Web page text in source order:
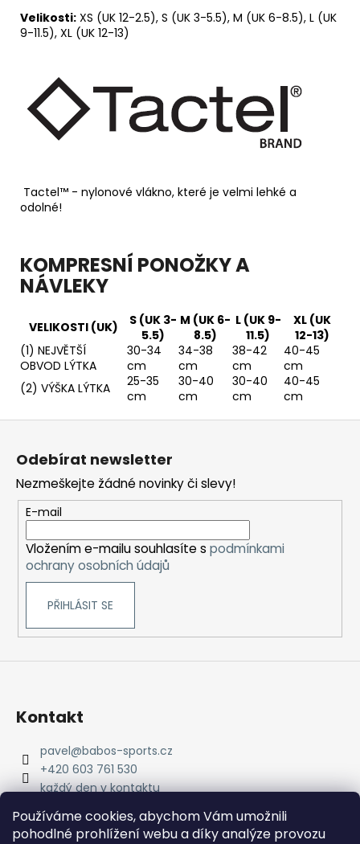
Používáme cookies, abychom Vám umožnili
pohodlné prohlížení webu a díky analýze provozu
Velikosti: XS (UK 12-2.5), S (UK 3-5.5), M (UK 6-8.5), L (UK
9-11.5), XL (UK 12-13)
Tactel™ - nylonové vlákno, které je velmi lehké a
odolné!
KOMPRESNÍ PONOŽKY A
NÁVLEKY
VELIKOSTI (UK)
S (UK 3-
5.5)
M (UK 6-
8.5)
L (UK 9-
11.5)
XL (UK
12-13)
(1) NEJVĚTŠÍ
OBVOD LÝTKA
30-34
cm
34-38
cm
38-42
cm
40-45
cm
(2) VÝŠKA LÝTKA
25-35
cm
30-40
cm
30-40
cm
40-45
cm
Z
Odebírat newsletter
Nezmeškejte žádné novinky či slevy!
E-mail
Vložením e-mailu souhlasíte s podmínkami
ochrany osobních údajů
PŘIHLÁSIT SE
Kontakt
pavel@babos-sports.cz
+420 603 761 530
každý den v kontaktu
pavel.babos.90/